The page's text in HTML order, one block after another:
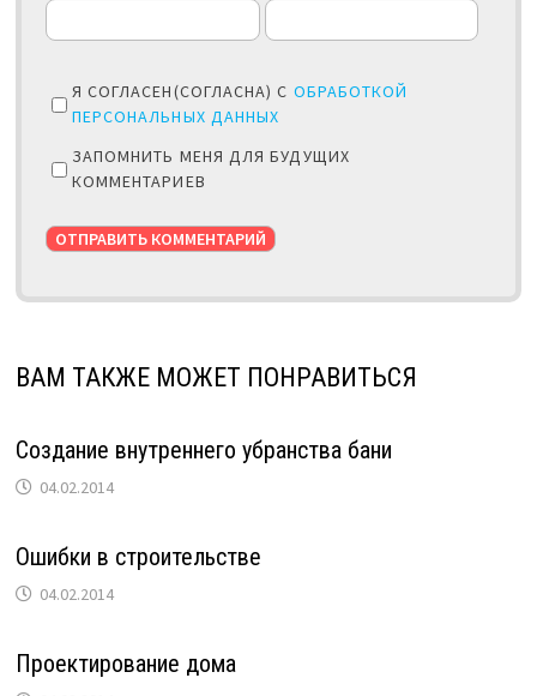
Я СОГЛАСЕН(СОГЛАСНА) С ОБРАБОТКОЙ
ПЕРСОНАЛЬНЫХ ДАННЫХ
ЗАПОМНИТЬ МЕНЯ ДЛЯ БУДУЩИХ
КОММЕНТАРИЕВ
ВАМ ТАКЖЕ МОЖЕТ ПОНРАВИТЬСЯ
Создание внутреннего убранства бани
04.02.2014
Ошибки в строительстве
04.02.2014
Проектирование дома